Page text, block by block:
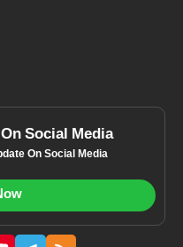
Social Media
On Social Media